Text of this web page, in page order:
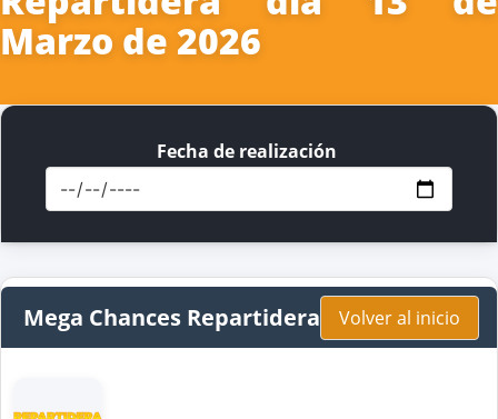
Marzo de 2026
Fecha de realización
Mega Chances Repartidera Volver al inicio